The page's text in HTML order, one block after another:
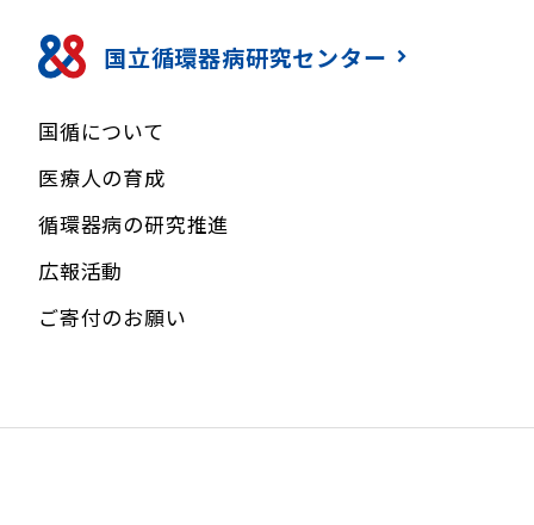
国立循環器病研究センター
国循について
医療人の育成
循環器病の研究推進
広報活動
ご寄付のお願い